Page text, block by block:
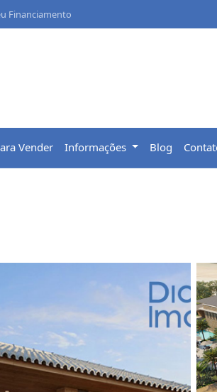
Financiamento
Vender Informações Blog